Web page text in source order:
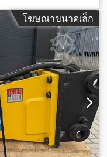
โฆษณาขนาดเล็ก